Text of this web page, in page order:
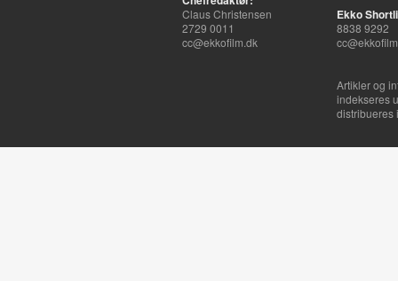
Claus Christensen
2729 0011
cc@ekkofilm.dk
Ekko
8838 9292
Artikler og
indekseres
distribueres